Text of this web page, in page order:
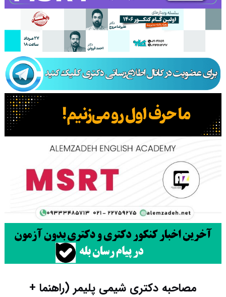
مصاحبه دکتری شیمی پلیمر (راهنما +